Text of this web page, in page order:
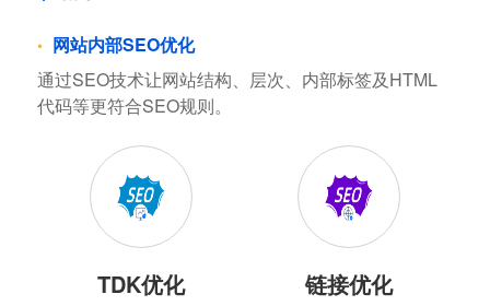
网站内部SEO优化
通过SEO技术让网站结构、层次、内部标签及HTML
代码等更符合SEO规则。
TDK优化 链接优化